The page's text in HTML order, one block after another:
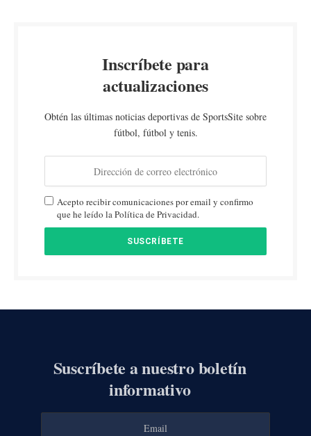
Inscríbete para
actualizaciones
Obtén las últimas noticias deportivas de SportsSite sobre
fútbol, fútbol y tenis.
Acepto recibir comunicaciones por email y confirmo
que he leído la Política de Privacidad.
Suscríbete a nuestro boletín
informativo